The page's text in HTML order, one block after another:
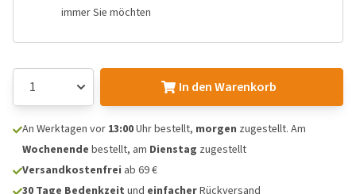
immer Sie möchten
In den Warenkorb
An Werktagen vor 13:00Uhr bestellt, morgen zugestellt. Am
Wochenende bestellt, am Dienstag zugestellt
Versandkostenfrei ab 69 €
30 Tage Bedenkzeit und einfacherRückversand